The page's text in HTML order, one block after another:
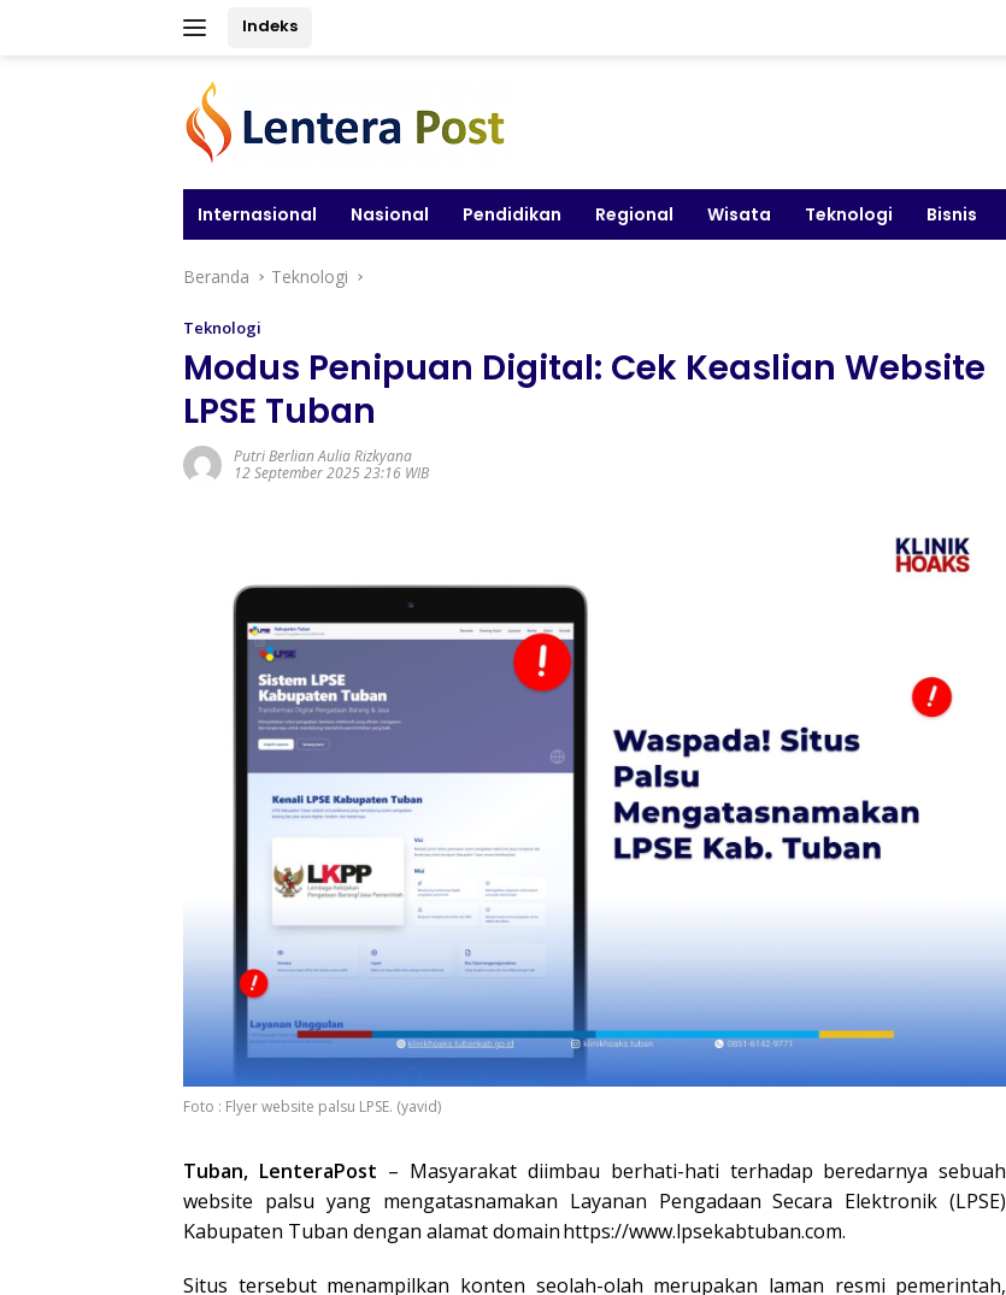
Indeks
Internasional Nasional Pendidikan Regional Wisata Teknologi Bisnis
Beranda Teknologi
Teknologi
Modus Penipuan Digital: Cek Keaslian Website
LPSE Tuban
Putri Berlian Aulia Rizkyana
12 September 2025 23:16 WIB
Foto : Flyer website palsu LPSE. (yavid)
Tuban, LenteraPost – Masyarakat diimbau berhati-hati terhadap beredarnya sebuah
website palsu yang mengatasnamakan Layanan Pengadaan Secara Elektronik (LPSE)
Kabupaten Tuban dengan alamat domainhttps://www.lpsekabtuban.com.
Situs tersebut menampilkan konten seolah-olah merupakan laman resmi pemerintah,